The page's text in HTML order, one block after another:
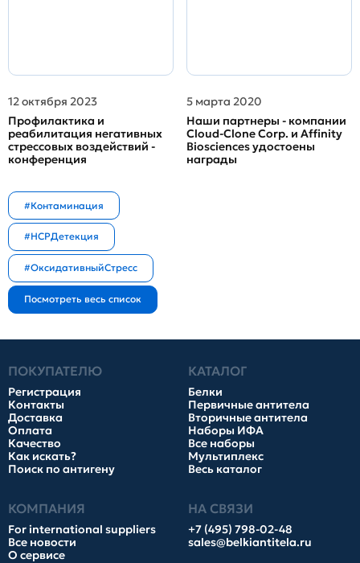
12 октября 2023
Профилактика и
реабилитация негативных
стрессовых воздействий -
конференция
5 марта 2020
Наши партнеры - компании
Cloud-Clone Corp. и Affinity
Biosciences удостоены
награды
#Контаминация
#HCPДетекция
#ОксидативныйСтресс
ПОКУПАТЕЛЮ
Регистрация
Контакты
Доставка
Оплата
Качество
Как искать?
Поиск по антигену
КАТАЛОГ
Белки
Первичные антитела
Вторичные антитела
Наборы ИФА
Все наборы
Мультиплекс
Весь каталог
КОМПАНИЯ
For international suppliers
Все новости
О сервисе
НА СВЯЗИ
+7 (495) 798-02-48
sales@belkiantitela.ru